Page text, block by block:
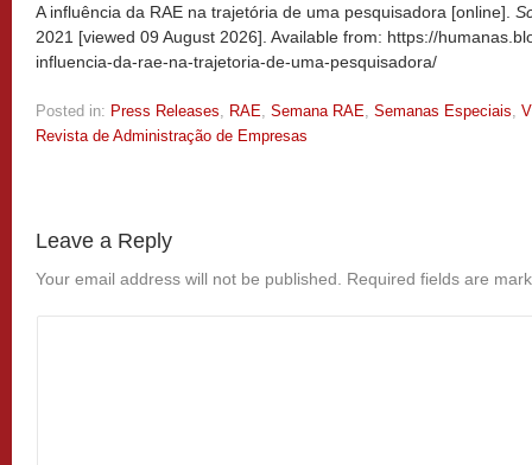
A influência da RAE na trajetória de uma pesquisadora [online].
2021 [viewed 09 August 2026]. Available from: https://
influencia-da-rae-na-trajetoria-de-uma-pesquisadora/
Posted in: Press Releases RAE Semana RAE Semanas Especiais
Revista de Administração de Empresas
Leave a Reply
Your email address will not be published. Required fields are